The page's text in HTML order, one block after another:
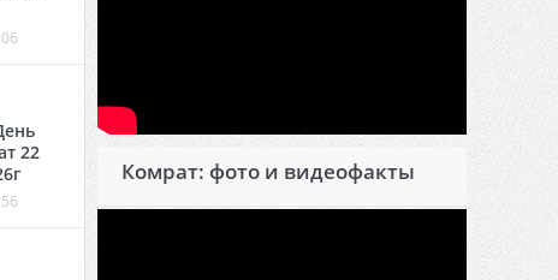
22
Комрат: фото и видеофакты